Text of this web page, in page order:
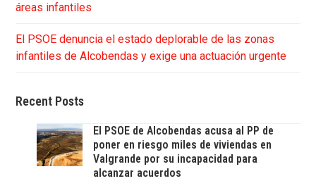
áreas infantiles
El PSOE denuncia el estado deplorable de las zonas
infantiles de Alcobendas y exige una actuación urgente
Recent Posts
El PSOE de Alcobendas acusa al PP de
poner en riesgo miles de viviendas en
Valgrande por su incapacidad para
alcanzar acuerdos